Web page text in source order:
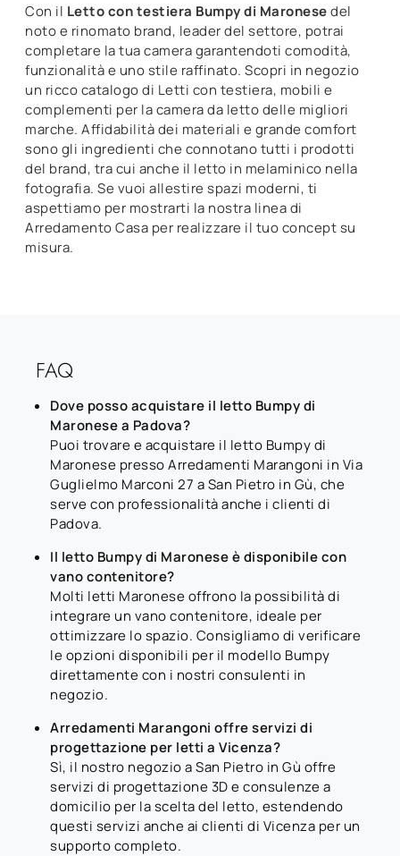
Con il Letto con testiera Bumpy di Maronesedel
noto e rinomato brand, leader del settore, potrai
completare la tua camera garantendoti comodità,
funzionalità e uno stile raffinato. Scopri in negozio
un ricco catalogo di Letti con testiera, mobili e
complementi per la camera da letto delle migliori
marche. Affidabilità dei materiali e grande comfort
sono gli ingredienti che connotano tutti i prodotti
del brand, tra cui anche il letto in melaminico nella
fotografia. Se vuoi allestire spazi moderni, ti
aspettiamo per mostrarti la nostra linea di
Arredamento Casa per realizzare il tuo concept su
misura.
FAQ
Dove posso acquistare il letto Bumpy di
Maronese a Padova?
Puoi trovare e acquistare il letto Bumpy di
Maronese presso Arredamenti Marangoni in Via
Guglielmo Marconi 27 a San Pietro in Gù, che
serve con professionalità anche i clienti di
Padova.
Il letto Bumpy di Maronese è disponibile con
vano contenitore?
Molti letti Maronese offrono la possibilità di
integrare un vano contenitore, ideale per
ottimizzare lo spazio. Consigliamo di verificare
le opzioni disponibili per il modello Bumpy
direttamente con i nostri consulenti in
negozio.
Arredamenti Marangoni offre servizi di
progettazione per letti a Vicenza?
Sì, il nostro negozio a San Pietro in Gù offre
servizi di progettazione 3D e consulenze a
domicilio per la scelta del letto, estendendo
questi servizi anche ai clienti di Vicenza per un
supporto completo.